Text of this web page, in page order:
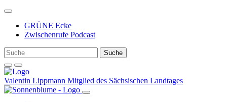
Weiter
Inhalt
GRÜNE Ecke
Zwischenrufe Podcast
Valentin Lippmann Mitglied des Sächsischen Landtages